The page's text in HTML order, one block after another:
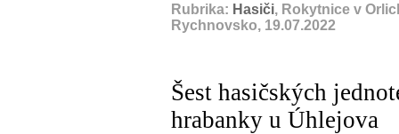
Rubrika: Hasiči, Rokytnice v
Rychnovsko, 19.07.2022
Šest hasičských
hrabanky u Úhlejova